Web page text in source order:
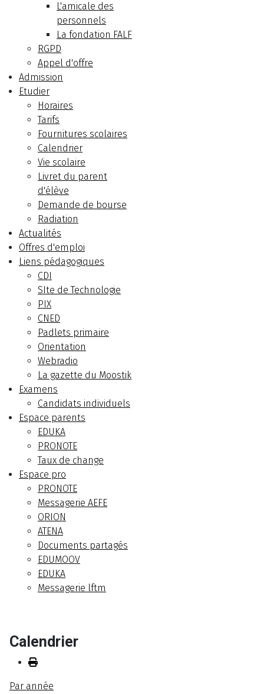
L'amicale des
personnels
La fondation FALF
RGPD
Appel d'offre
Admission
Etudier
Horaires
Tarifs
Fournitures scolaires
Calendrier
Vie scolaire
Livret du parent
d'élève
Demande de bourse
Radiation
Actualités
Offres d'emploi
Liens pédagogiques
CDI
SIte de Technologie
PIX
CNED
Padlets primaire
Orientation
Webradio
La gazette du Moostik
Examens
Candidats individuels
Espace parents
EDUKA
PRONOTE
Taux de change
Espace pro
PRONOTE
Messagerie AEFE
ORION
ATENA
Documents partagés
EDUMOOV
EDUKA
Messagerie lftm
Calendrier
Par année